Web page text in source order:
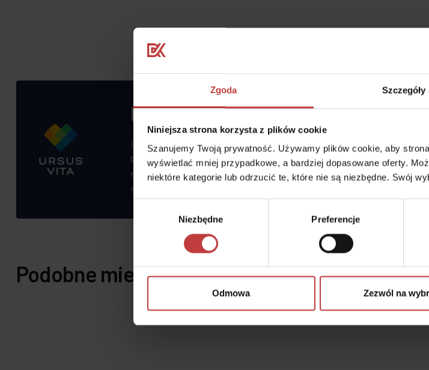
Zgoda Szczegóły
Niniejsza strona korzysta z plików cookie
Szanujemy Twoją prywatność. Używamy plików cookie, aby strona
wyświetlać mniej przypadkowe, a bardziej dopasowane oferty.
niektóre kategorie lub odrzucić te, które nie są niezbędne. Swój
zgody
Niezbędne Preferencje
Odmowa Zezwól na
Ursus Vita
Ursus to dzielnica z bogatą infrastrukturą, która sukcesywnie się rozwija.
bezpieczeństwo, zieloną, zadbaną okolicę i najniższe koszty życia w
edukacyjnej i kulturalnej oraz spokojnej, przyjacielskiej atmosferze
wśród rodzin.
Podobne mieszkania